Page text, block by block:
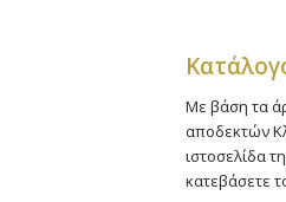
Με βάση τα
αποδεκτών
ιστοσελίδα
κατεβάσετε